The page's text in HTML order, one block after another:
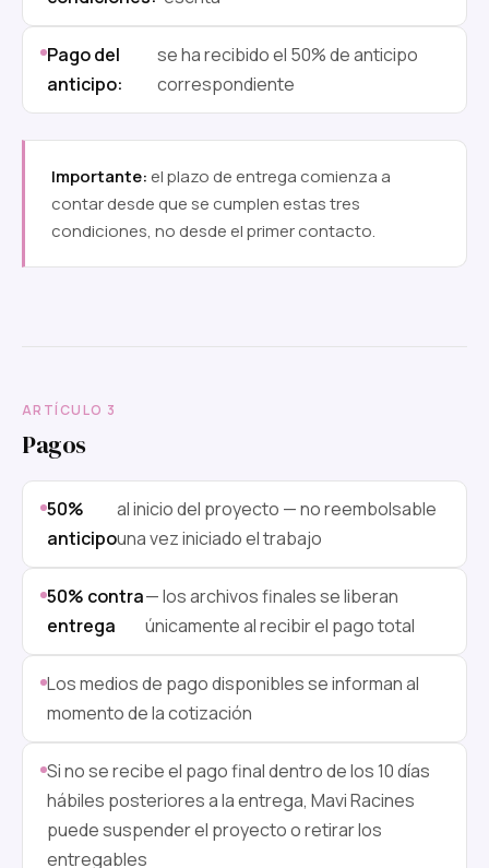
Pago del
anticipo:
se ha recibido el 50% de anticipo
correspondiente
Importante: el plazo de entrega comienza a
contar desde que se cumplen estas tres
condiciones, no desde el primer contacto.
ARTÍCULO 3
Pagos
50%
anticipo
al inicio del proyecto — no reembolsable
una vez iniciado el trabajo
50% contra
entrega
— los archivos finales se liberan
únicamente al recibir el pago total
Los medios de pago disponibles se informan al
momento de la cotización
Si no se recibe el pago final dentro de los 10 días
hábiles posteriores a la entrega, Mavi Racines
puede suspender el proyecto o retirar los
entregables